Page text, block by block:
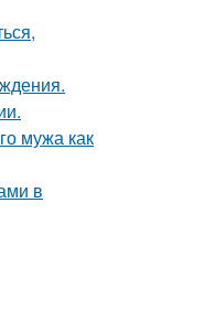
мужа как
в